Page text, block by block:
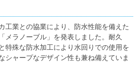
工業との協業により、防水性能を備えた
メラノーブル」を発表しました。耐久
特殊な防水加工により水回りでの使用を
シャープなデザイン性も兼ね備えていま